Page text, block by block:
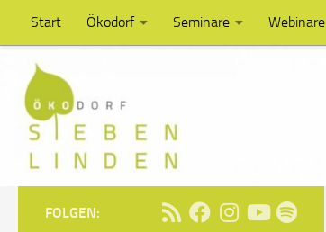
Unter dem Inhalt
Start Ökodorf Seminare Webinare
FOLGEN: